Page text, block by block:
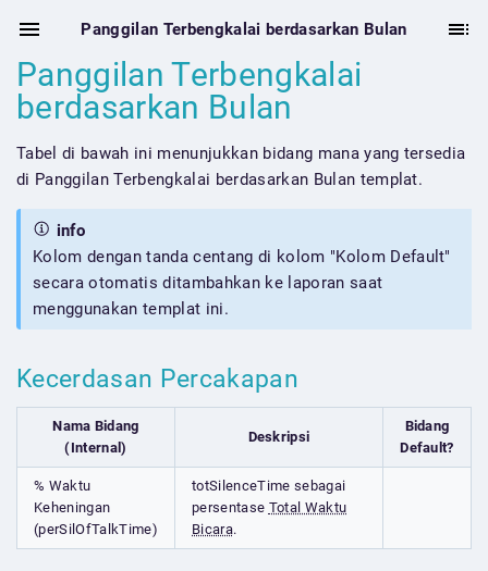
Panggilan Terbengkalai berdasarkan Bulan
Panggilan Terbengkalai
berdasarkan Bulan
Tabel di bawah ini menunjukkan bidang mana yang tersedia
di Panggilan Terbengkalai berdasarkan Bulan templat.
info
Kolom dengan tanda centang di kolom "Kolom Default"
secara otomatis ditambahkan ke laporan saat
menggunakan templat ini.
Kecerdasan Percakapan
Nama Bidang
(Internal)
Deskripsi
Bidang
Default?
% Waktu
Keheningan
(perSilOfTalkTime)
totSilenceTime sebagai
persentase Total Waktu
Bicara.